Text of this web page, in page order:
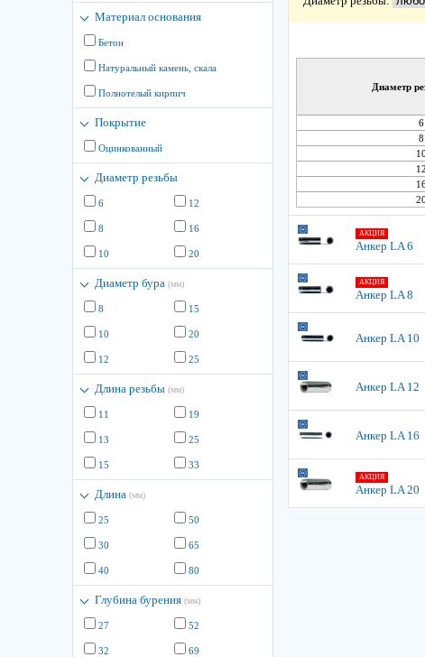
Материал основания
Бетон
Натуральный камень, скала
Полнотелый кирпич
Покрытие
Оцинкованный
Диаметр резьбы
6
8
10
12
16
20
Диаметр бура (мм)
8
10
12
15
20
25
Длина резьбы (мм)
11
13
15
19
25
33
Длина (мм)
25
30
40
50
65
80
Глубина бурения (мм)
27
32
52
69
Диаметр
6
8
10
12
20
АКЦИЯ
Анкер LA 6
АКЦИЯ
Анкер LA 8
Анкер LA 10
Анкер LA 12
Анкер LA 16
АКЦИЯ
Анкер LA 20